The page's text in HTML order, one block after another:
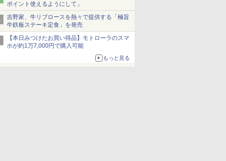
ポイント使えるようにして」
吉野家、牛リブロースを熱々で提供する「極旨
牛鉄板ステーキ定食」を発売
【本日みつけたお買い得品】モトローラのスマ
ホが約1万7,000円で購入可能
もっと見る